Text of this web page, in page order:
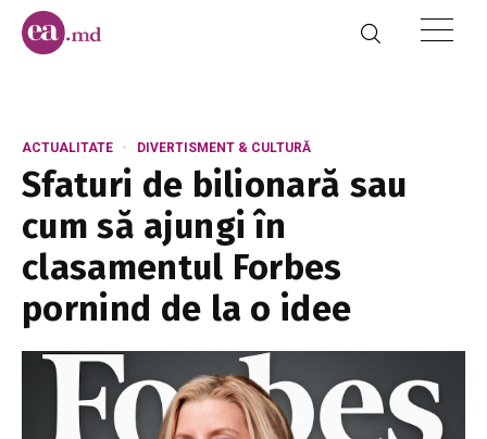
ACTUALITATE DIVERTISMENT & CULTURĂ
Sfaturi de bilionară sau
cum să ajungi în
clasamentul Forbes
pornind de la o idee